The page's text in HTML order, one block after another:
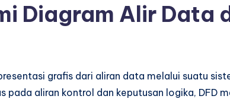
Diagram Alir Data
grafis dari aliran data melalui suatu
pada aliran kontrol dan keputusan logika, DFD